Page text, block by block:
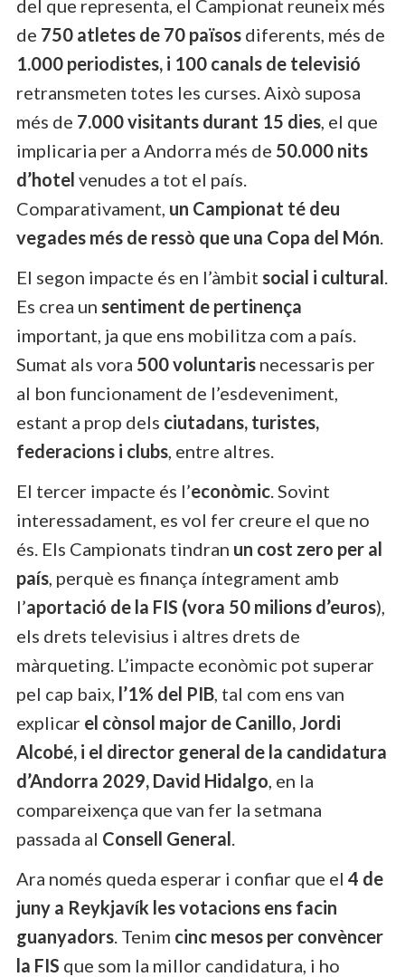
del que representa, el Campionat reuneix més
de 750 atletes de 70 països diferents, més de
1.000 periodistes, i 100 canals de televisió
retransmeten totes les curses. Això suposa
més de 7.000 visitants durant 15 dies, el que
implicaria per a Andorra més de 50.000 nits
d’hotel venudes a tot el país.
Comparativament, un Campionat té deu
vegades més de ressò que una Copa del Món.
El segon impacte és en l’àmbit social i cultural.
Es crea un sentiment de pertinença
important, ja que ens mobilitza com a país.
Sumat als vora 500 voluntaris necessaris per
al bon funcionament de l’esdeveniment,
estant a prop dels ciutadans, turistes,
federacions i clubs, entre altres.
El tercer impacte és l’econòmic. Sovint
interessadament, es vol fer creure el que no
és. Els Campionats tindran un cost zero per al
país, perquè es finança íntegrament amb
l’aportació de la FIS (vora 50 milions d’euros),
els drets televisius i altres drets de
màrqueting. L’impacte econòmic pot superar
pel cap baix, l’1% del PIB, tal com ens van
explicar el cònsol major de Canillo, Jordi
Alcobé, i el director general de la candidatura
d’Andorra 2029, David Hidalgo, en la
compareixença que van fer la setmana
passada al Consell General.
Ara només queda esperar i confiar que el 4 de
juny a Reykjavík les votacions ens facin
guanyadors. Tenim cinc mesos per convèncer
la FIS que som la millor candidatura, i ho